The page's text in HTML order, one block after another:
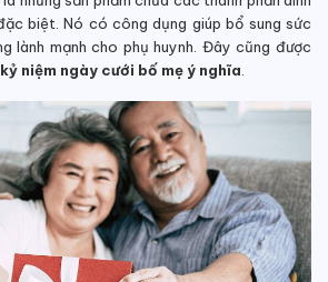
biệt. Nó có công dụng giúp bổ sung sức
lành mạnh cho phụ huynh. Đây cũng được
niệm ngày cưới bố mẹ ý nghĩa.